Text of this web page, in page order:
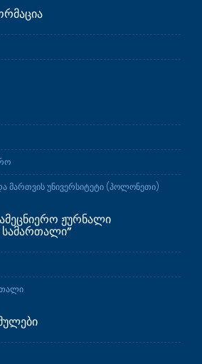
მართვის უნივერსიტეტი (პოლონეთი)
ᲟᲣᲠᲜᲐᲚᲘ